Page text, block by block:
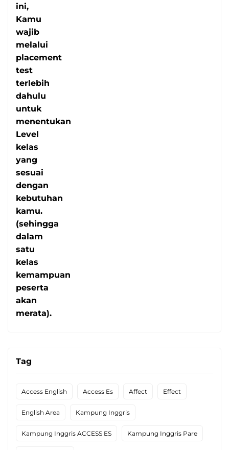
Tag
Access English Access Es Affect Effect
English Area Kampung Inggris
Kampung Inggris ACCESS ES Kampung Inggris Pare